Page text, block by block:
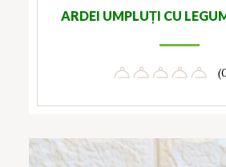
ARDEI UMPLUȚI CU